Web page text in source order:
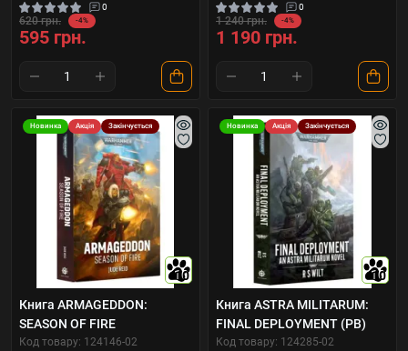
0
620 грн. -4%
595 грн.
0
1 240 грн. -4%
1 190 грн.
Новинка Акція Закінчується
10
Книга ARMAGEDDON:
SEASON OF FIRE
Код товару: 124146-02
Новинка Акція Закінчується
10
Книга ASTRA MILITARUM:
FINAL DEPLOYMENT (PB)
Код товару: 124285-02